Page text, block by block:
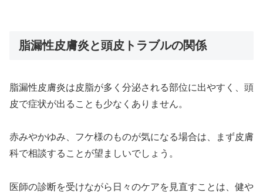
脂漏性皮膚炎と頭皮トラブルの関係
脂漏性皮膚炎は皮脂が多く分泌される部位に出やすく、頭
皮で症状が出ることも少なくありません。
赤みやかゆみ、フケ様のものが気になる場合は、まず皮膚
科で相談することが望ましいでしょう。
医師の診断を受けながら日々のケアを見直すことは、健や